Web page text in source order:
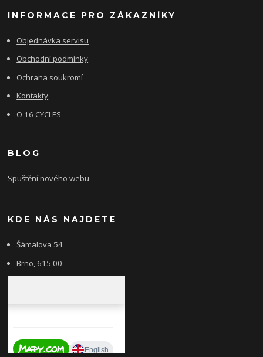
INFORMACE PRO ZÁKAZNÍKY
Objednávka servisu
Obchodní podmínky
Ochrana soukromí
Kontakty
O 16 CYCLES
BLOG
Spuštění nového webu
KDE NÁS NAJDETE
Šámalova 54
Brno, 615 00